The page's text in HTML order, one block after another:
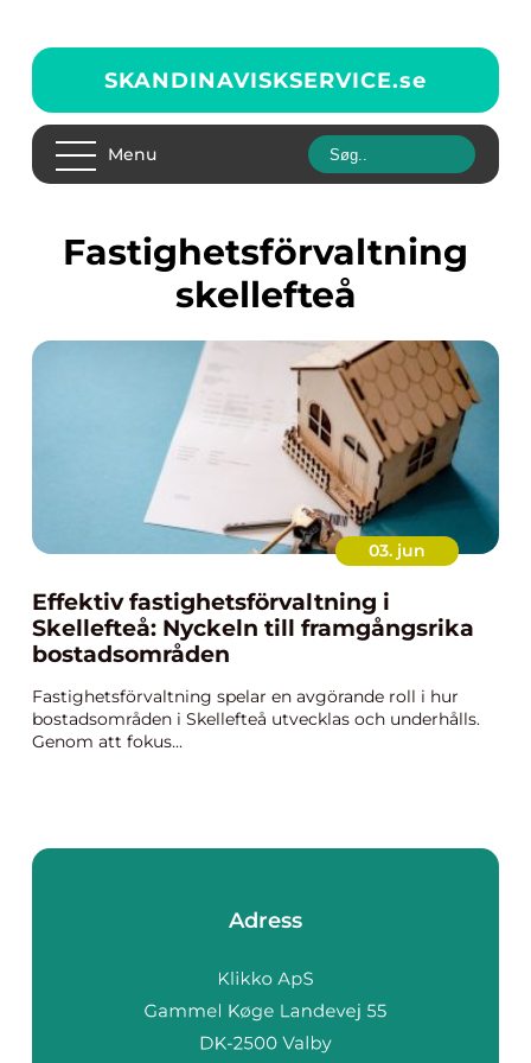
SKANDINAVISKSERVICE.se
Menu
fastighetsförvaltning
skellefteå
03. jun
Effektiv fastighetsförvaltning i
Skellefteå: Nyckeln till framgångsrika
bostadsområden
Fastighetsförvaltning spelar en avgörande roll i hur
bostadsområden i Skellefteå utvecklas och underhålls.
Genom att fokus...
Adress